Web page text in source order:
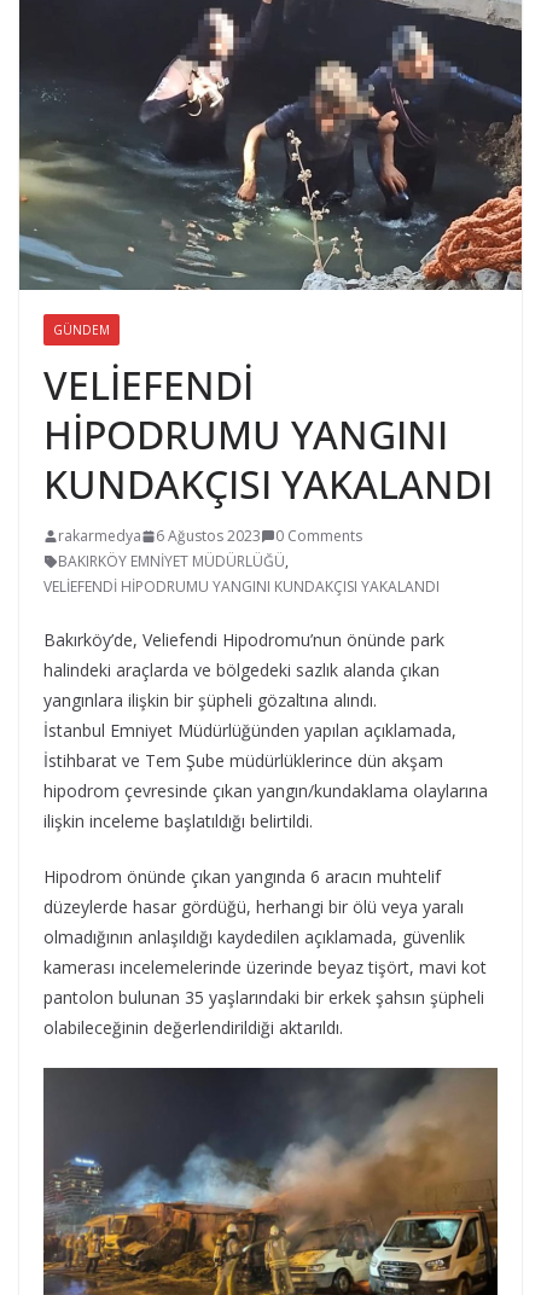
GÜNDEM
VELİEFENDİ
HİPODRUMU YANGINI
KUNDAKÇISI YAKALANDI
rakarmedya 6 Ağustos 2023
0 Comments
BAKIRKÖY EMNİYET MÜDÜRLÜĞÜ,
VELİEFENDİ HİPODRUMU YANGINI KUNDAKÇISI YAKALANDI
Bakırköy’de, Veliefendi Hipodromu’nun önünde park
halindeki araçlarda ve bölgedeki sazlık alanda çıkan
yangınlara ilişkin bir şüpheli gözaltına alındı.
İstanbul Emniyet Müdürlüğünden yapılan açıklamada,
İstihbarat ve Tem Şube müdürlüklerince dün akşam
hipodrom çevresinde çıkan yangın/kundaklama olaylarına
ilişkin inceleme başlatıldığı belirtildi.
Hipodrom önünde çıkan yangında 6 aracın muhtelif
düzeylerde hasar gördüğü, herhangi bir ölü veya yaralı
olmadığının anlaşıldığı kaydedilen açıklamada, güvenlik
kamerası incelemelerinde üzerinde beyaz tişört, mavi kot
pantolon bulunan 35 yaşlarındaki bir erkek şahsın şüpheli
olabileceğinin değerlendirildiği aktarıldı.